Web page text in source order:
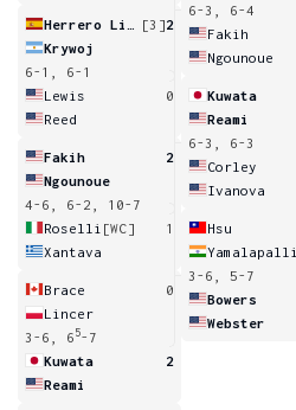
[3]2
Krywoj
6-1, 6-1
Lewis
0
Reed
Fakih
2
Ngounoue
4-6, 6-2, 10-7
Roselli [WC]
1
Xantava
Brace
0
Lincer
3-6, 6 5-7
Kuwata
2
Reami
6-3, 6-4
Fakih
Ngounoue
Kuwata
Reami
6-3, 6-3
Corley
Ivanova
Hsu
Yamalapalli
3-6, 5-7
Bowers
Webster